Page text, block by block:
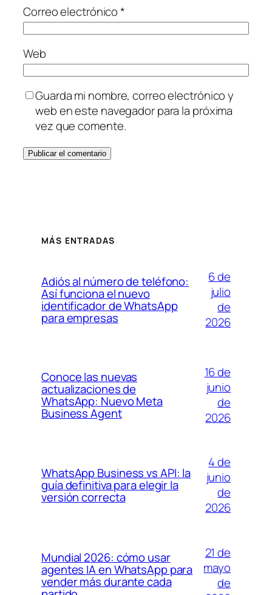
Correo electrónico*
Web
Guarda mi nombre, correo electrónico y
web en este navegador para la próxima
vez que comente.
MÁS ENTRADAS
Adiós al número de teléfono:
Así funciona el nuevo
identificador de WhatsApp
para empresas
6 de
julio
de
2026
Conoce las nuevas
actualizaciones de
WhatsApp: Nuevo Meta
Business Agent
16 de
junio
de
2026
WhatsApp Business vs API: la
guía definitiva para elegir la
versión correcta
4 de
junio
de
2026
Mundial 2026: cómo usar
agentes IA en WhatsApp para
vender más durante cada
21 de
mayo
de